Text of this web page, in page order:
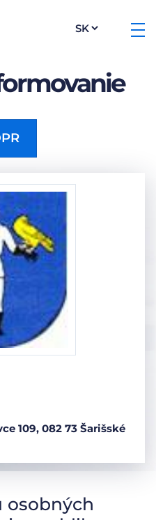
109, 082 73 Šarišské
osobných